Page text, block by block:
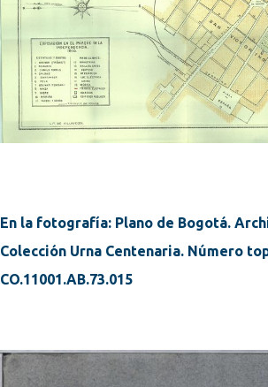
En la fotografía: Plano de Bogotá.
Colección Urna Centenaria. Número
CO.11001.AB.73.015